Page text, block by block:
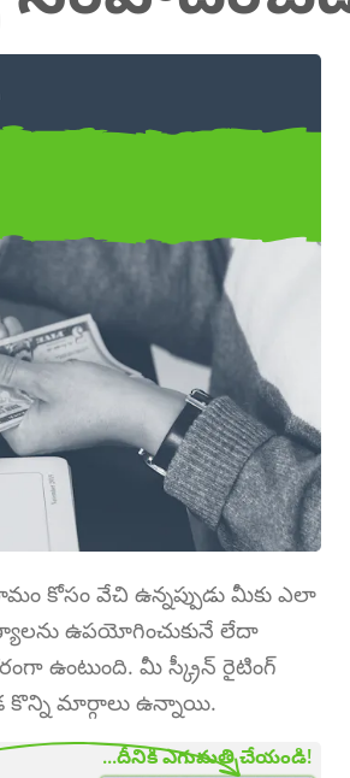
కోసం వేచి ఉన్నప్పుడు మీకు ఎలా
ఉపయోగించుకునే లేదా
ఉంటుంది. మీ స్క్రీన్ రైటింగ్
కొన్ని మార్గాలు ఉన్నాయి.
...దీనికి ఎగుమతి చేయండి!